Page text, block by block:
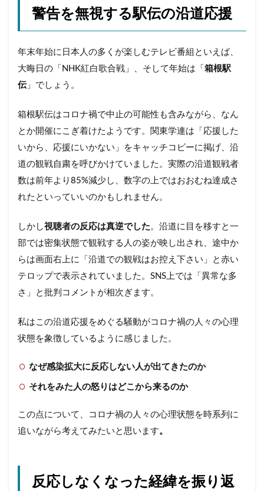
警告を無視する駅伝の沿道応援
年末年始に日本人の多くが楽しむテレビ番組といえば、
大晦日の「NHK紅白歌合戦」、そして年始は「 箱根駅
伝」でしょう。
箱根駅伝はコロナ禍で中止の可能性も含みながら、なん
とか開催にこぎ着けたようです。関東学連は「応援した
いから、応援にいかない」をキャッチコピーに掲げ、沿
道の観戦自粛を呼びかけていました。実際の沿道観戦者
数は前年より85%減少し、数字の上ではおおむね達成さ
れたといっていいのかもしれません。
しかし視聴者の反応は真逆でした。沿道に目を移すと一
部では密集状態で観戦する人の姿が映し出され、途中か
らは画面右上に「沿道での観戦はお控え下さい」と赤い
テロップで表示されていました。SNS上では「異常な多
さ」と批判コメントが相次ぎます。
私はこの沿道応援をめぐる騒動がコロナ禍の人々の心理
状態を象徴しているように感じました。
なぜ感染拡大に反応しない人が出てきたのか
それをみた人の怒りはどこから来るのか
この点について、コロナ禍の人々の心理状態を時系列に
追いながら考えてみたいと思います。
反応しなくなった経緯を振り返